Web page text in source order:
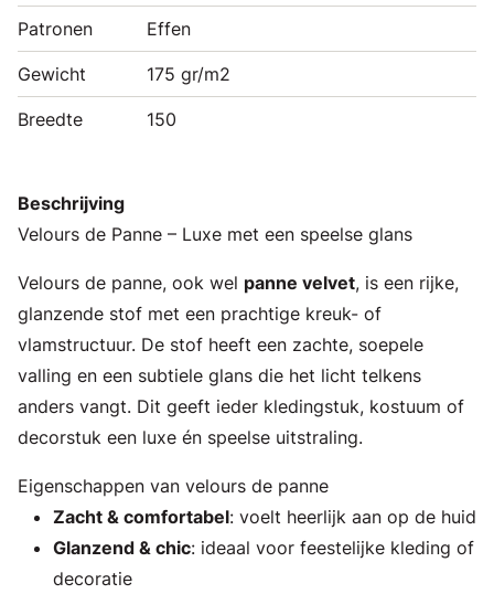
Patronen Effen
Gewicht 175 gr/m2
Breedte 150
Beschrijving
Velours de Panne – Luxe met een speelse glans
Velours de panne, ook wel panne velvet, is een rijke,
glanzende stof met een prachtige kreuk- of
vlamstructuur. De stof heeft een zachte, soepele
valling en een subtiele glans die het licht telkens
anders vangt. Dit geeft ieder kledingstuk, kostuum of
decorstuk een luxe én speelse uitstraling.
Eigenschappen van velours de panne
Zacht & comfortabel: voelt heerlijk aan op de huid
Glanzend & chic: ideaal voor feestelijke kleding of
decoratie